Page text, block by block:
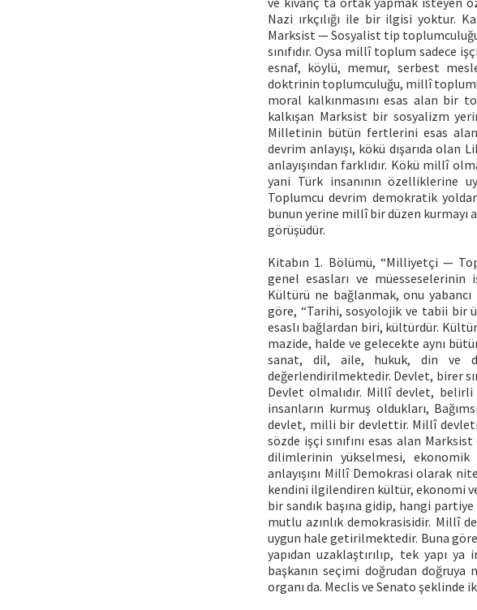
Nazi ırkçılığı ile bir ilgisi yoktur.
Marksist — Sosyalist tip
sınıfıdır. Oysa millî toplum sadece
esnaf, köylü, memur, serbest
doktrinin toplumculuğu, millî
moral kalkınmasını esas alan bir
kalkışan Marksist bir sosyalizm
Milletinin bütün fertlerini esas
devrim anlayışı, kökü dışarıda
anlayışından farklıdır. Kökü millî
yani Türk insanının özelliklerine
Toplumcu devrim demokratik
bunun yerine millî bir düzen
görüşüdür.
Kitabın 1. Bölümü, “Milliyetçi —
genel esasları ve
Kültürü ne bağlanmak, onu
göre, “Tarihi, sosyolojik ve tabii bir
esaslı bağlardan biri, kültürdür.
mazide, halde ve gelecekte aynı
sanat, dil, aile, hukuk, din ve
değerlendirilmektedir. Devlet, birer
Devlet olmalıdır. Millî devlet,
insanların kurmuş oldukları,
devlet, milli bir devlettir. Millî
sözde işçi sınıfını esas alan
dilimlerinin yükselmesi,
anlayışını Millî Demokrasi olarak
kendini ilgilendiren kültür, ekonomi
bir sandık başına gidip, hangi
mutlu azınlık demokrasisidir. Millî
uygun hale getirilmektedir. Buna
yapıdan uzaklaştırılıp, tek yapı
başkanın seçimi doğrudan doğruya
organı da. Meclis ve Senato şeklinde